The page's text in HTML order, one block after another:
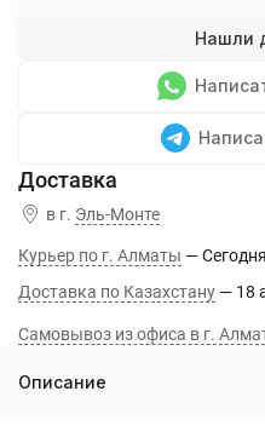
в г. Эль-Монте
Курьер по г. Алматы Сегодня
Доставка по Казахстану
18
Самовывоз из офиса в г.
Описание